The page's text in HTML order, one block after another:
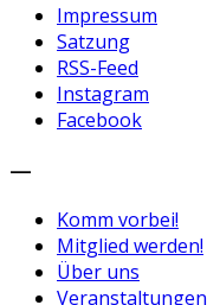
Impressum
Satzung
RSS-Feed
Instagram
Facebook
—
Komm vorbei!
Mitglied werden!
Über uns
Veranstaltungen